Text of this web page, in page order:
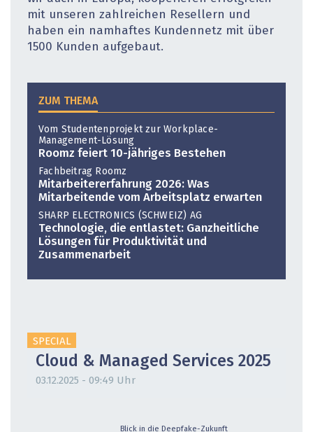
mit unseren zahlreichen Resellern und
haben ein namhaftes Kundennetz mit über
1500 Kunden aufgebaut.
ZUM THEMA
Vom Studentenprojekt zur Workplace-
Management-Lösung
Roomz feiert 10-jähriges Bestehen
Fachbeitrag Roomz
Mitarbeitererfahrung 2026: Was
Mitarbeitende vom Arbeitsplatz erwarten
SHARP ELECTRONICS (SCHWEIZ) AG
Technologie, die entlastet: Ganzheitliche
Lösungen für Produktivität und
Zusammenarbeit
SPECIAL
Cloud & Managed Services 2025
03.12.2025 - 09:49 Uhr
Blick in die Deepfake-Zukunft